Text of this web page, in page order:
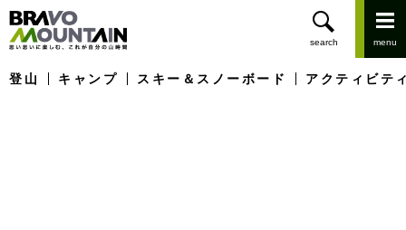
登山 キャンプ スキー＆スノーボード アクティビテ